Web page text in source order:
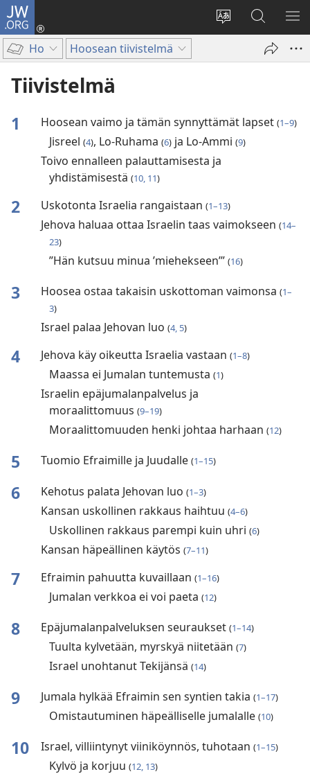
JW.ORG
Vaihda
kieli
Kirjaudu
(avaa
Hae
JW.ORG-
sivustolta
Ho Hoosean tiivistelmä
Tiivistelmä
1 Hoosean vaimo ja tämän synnyttämät lapset (1–9)
Jisreel (4), Lo-Ruhama (6)ja Lo-Ammi (9)
Toivo ennalleen palauttamisesta ja
yhdistämisestä (10, 11)
2 Uskotonta Israelia rangaistaan (1–13)
Jehova haluaa ottaa Israelin taas vaimokseen (14–
23)
”Hän kutsuu minua ’miehekseen’” (16)
3 Hoosea ostaa takaisin uskottoman vaimonsa (1–
3)
Israel palaa Jehovan luo (4, 5)
4 Jehova käy oikeutta Israelia vastaan (1–8)
Maassa ei Jumalan tuntemusta (1)
Israelin epäjumalanpalvelus ja
moraalittomuus (9–19)
Moraalittomuuden henki johtaa harhaan (12)
5 Tuomio Efraimille ja Juudalle (1–15)
6 Kehotus palata Jehovan luo (1–3)
Kansan uskollinen rakkaus haihtuu (4–6)
Uskollinen rakkaus parempi kuin uhri (6)
Kansan häpeällinen käytös (7–11)
7 Efraimin pahuutta kuvaillaan (1–16)
Jumalan verkkoa ei voi paeta (12)
8 Epäjumalanpalveluksen seuraukset (1–14)
Tuulta kylvetään, myrskyä niitetään (7)
Israel unohtanut Tekijänsä (14)
9 Jumala hylkää Efraimin sen syntien takia (1–17)
Omistautuminen häpeälliselle jumalalle (10)
10 Israel, villiintynyt viiniköynnös, tuhotaan (1–15)
Kylvö ja korjuu (12, 13)